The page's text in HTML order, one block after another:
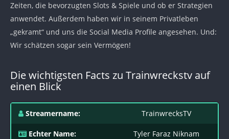
Zeiten, die bevorzugten Slots & Spiele und ob er Strategien
anwendet. Außerdem haben wir in seinem Privatleben
„gekramt“ und uns die Social Media Profile angesehen. Und:
Wir schätzen sogar sein Vermögen!
Die wichtigsten Facts zu Trainwreckstv auf
einen Blick
Streamername: TrainwrecksTV
Echter Name: Tyler Faraz Niknam